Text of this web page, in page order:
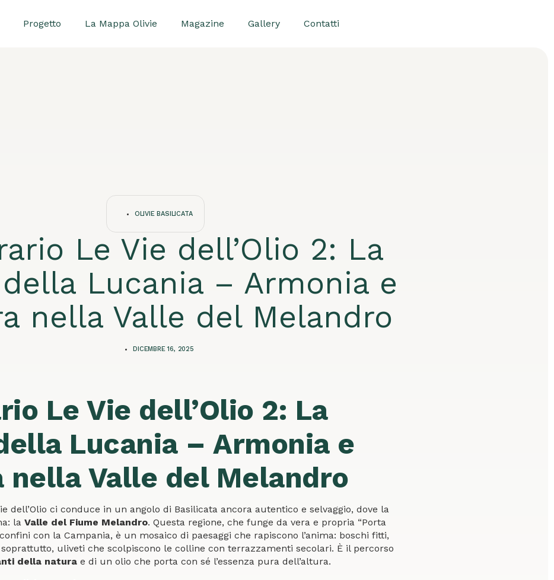
Progetto La Mappa Olivie Magazine Gallery Contatti
OLIVIE BASILICATA
Le Vie dell’Olio 2: La
Lucania – Armonia e
nella Valle del Melandro
DICEMBRE 16, 2025
Le Vie dell’Olio 2: La
Lucania – Armonia e
nella Valle del Melandro
dell’Olio ci conduce in un angolo di Basilicata ancora autentico e selvaggio, dove la
la Valle del Fiume Melandro. Questa regione, che funge da vera e propria “Porta
con la Campania, è un mosaico di paesaggi che rapiscono l’anima: boschi fitti,
uliveti che scolpiscono le colline con terrazzamenti secolari. È il percorso
della natura e di un olio che porta con sé l’essenza pura dell’altura.